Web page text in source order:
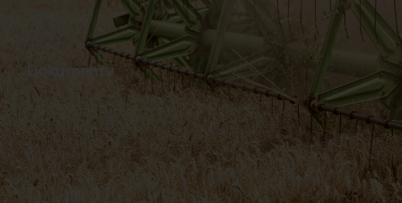
Dokumenty
Regulamin
Polityka prywatności
Reklamacje i zwroty
Dostawy
Płatności